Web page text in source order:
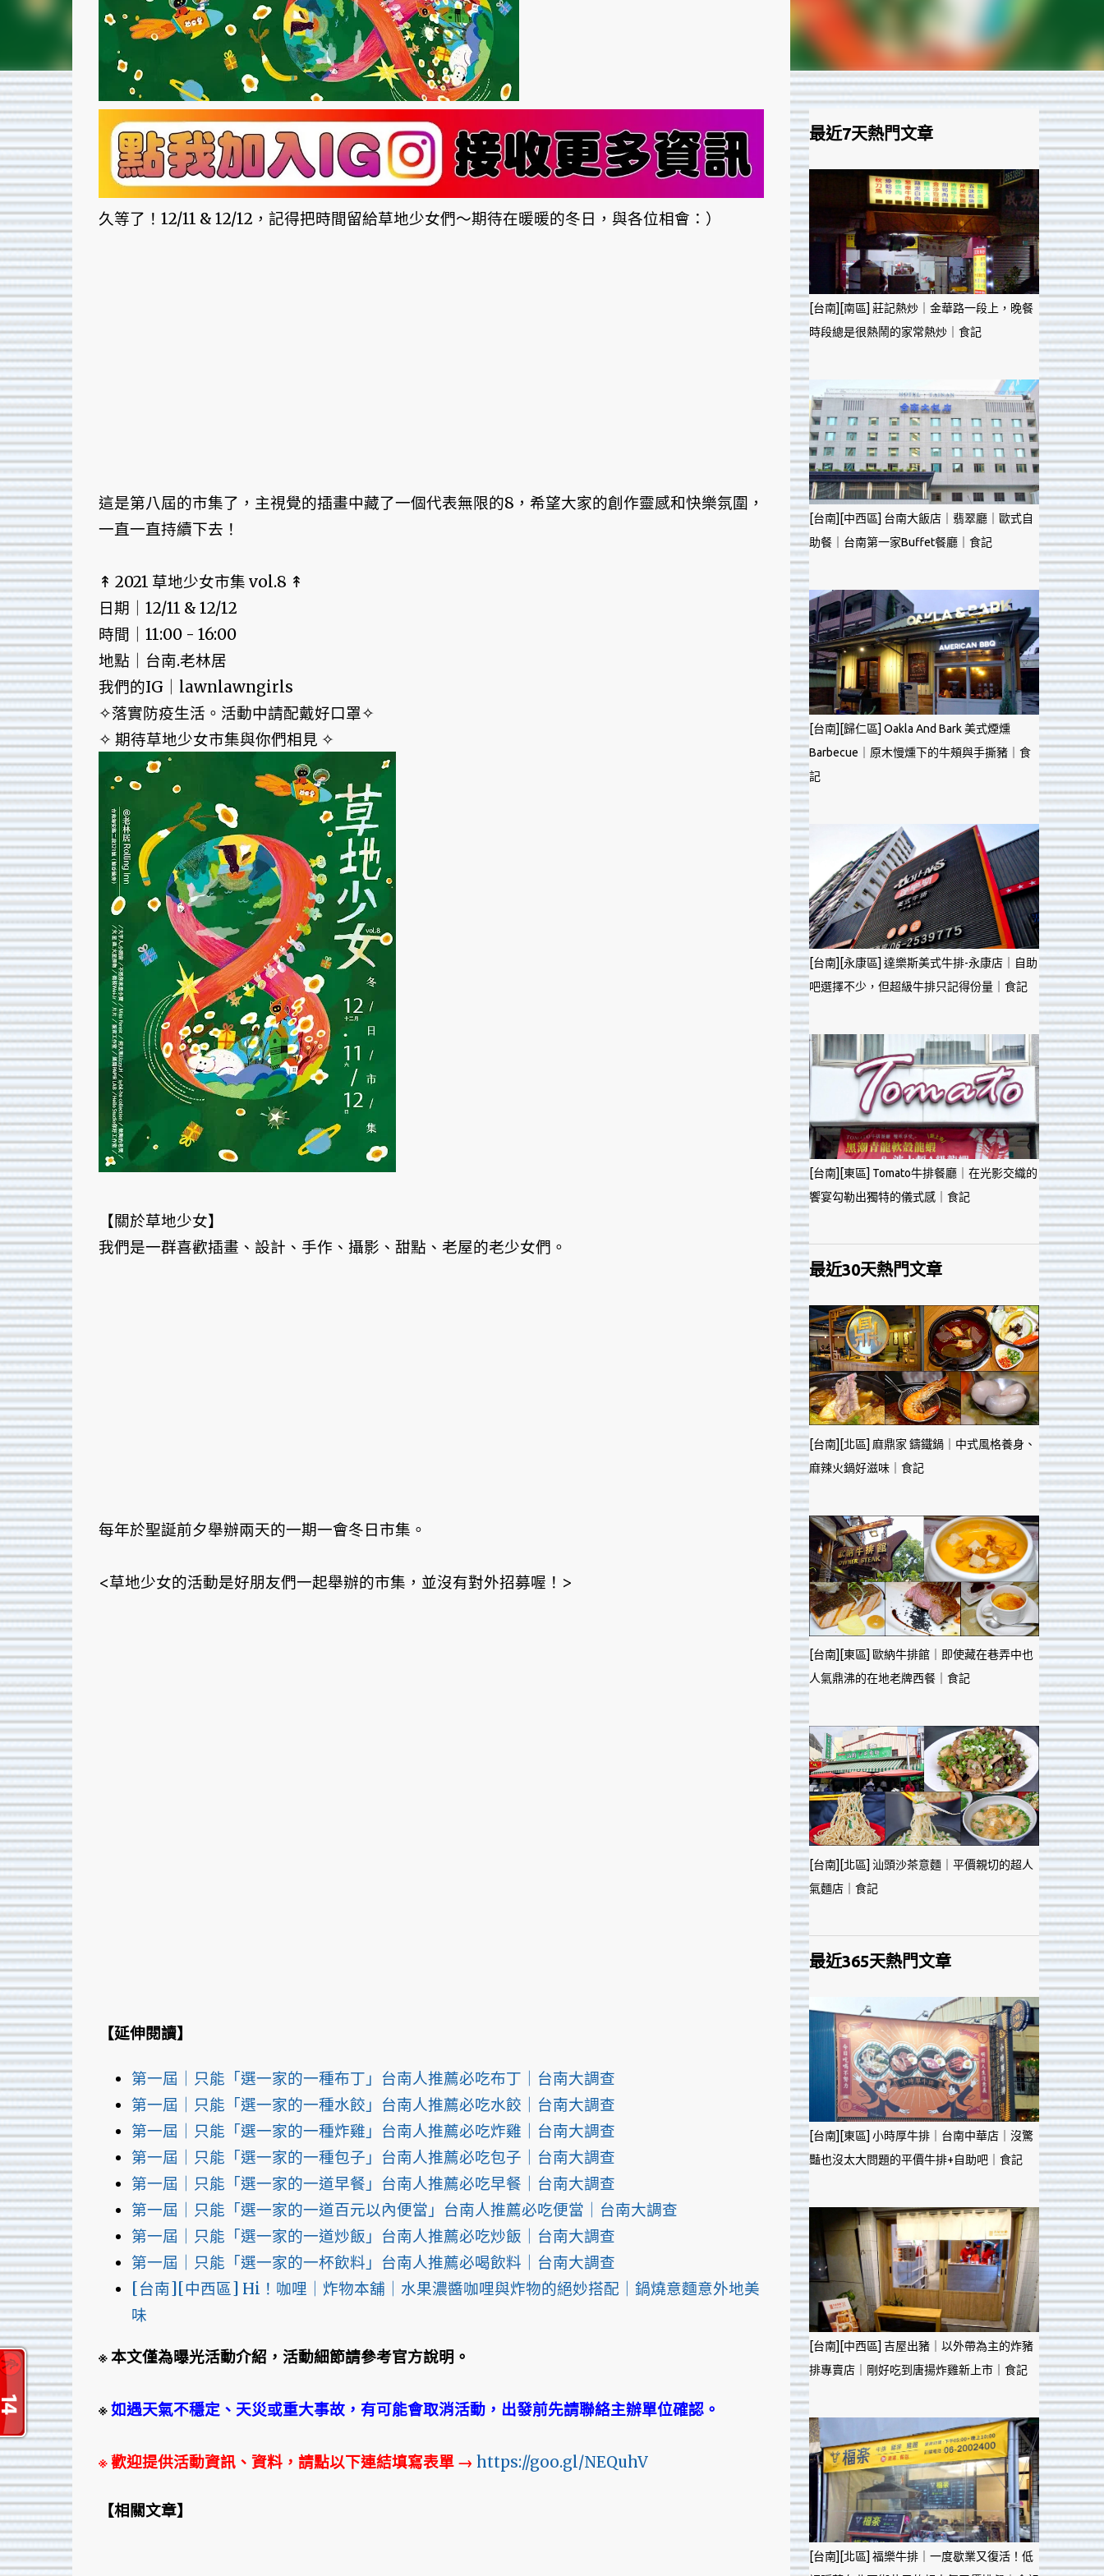
久等了！12/11 & 12/12，記得把時間留給草地少女們～期待在暖暖的冬日，與各位相會：）
這是第八屆的市集了，主視覺的插畫中藏了一個代表無限的8，希望大家的創作靈感和快樂氛圍，
一直一直持續下去！
↟ 2021 草地少女市集 vol.8 ↟
日期｜12/11 & 12/12
時間｜11:00 - 16:00
地點｜台南.老林居
我們的IG｜lawnlawngirls
✧落實防疫生活。活動中請配戴好口罩✧
✧ 期待草地少女市集與你們相見 ✧
【關於草地少女】
我們是一群喜歡插畫、設計、手作、攝影、甜點、老屋的老少女們。
每年於聖誕前夕舉辦兩天的一期一會冬日市集。
<草地少女的活動是好朋友們一起舉辦的市集，並沒有對外招募喔！>
【延伸閱讀】
第一屆｜只能「選一家的一種布丁」台南人推薦必吃布丁｜台南大調查
第一屆｜只能「選一家的一種水餃」台南人推薦必吃水餃｜台南大調查
第一屆｜只能「選一家的一種炸雞」台南人推薦必吃炸雞｜台南大調查
第一屆｜只能「選一家的一種包子」台南人推薦必吃包子｜台南大調查
第一屆｜只能「選一家的一道早餐」台南人推薦必吃早餐｜台南大調查
第一屆｜只能「選一家的一道百元以內便當」台南人推薦必吃便當｜台南大調查
第一屆｜只能「選一家的一道炒飯」台南人推薦必吃炒飯｜台南大調查
第一屆｜只能「選一家的一杯飲料」台南人推薦必喝飲料｜台南大調查
[台南][中西區] Hi！咖哩｜炸物本舖｜水果濃醬咖哩與炸物的絕妙搭配｜鍋燒意麵意外地美
味
※ 本文僅為曝光活動介紹，活動細節請參考官方說明。
※如遇天氣不穩定、天災或重大事故，有可能會取消活動，出發前先請聯絡主辦單位確認。
※ 歡迎提供活動資訊、資料，請點以下連結填寫表單 → https://goo.gl/NEQuhV
【相關文章】
最近7天熱門文章
[台南][南區] 莊記熱炒｜金華路一段上，晚餐
時段總是很熱鬧的家常熱炒｜食記
[台南][中西區] 台南大飯店｜翡翠廳｜歐式自
助餐｜台南第一家Buffet餐廳｜食記
[台南][歸仁區] Oakla And Bark 美式煙燻
Barbecue｜原木慢燻下的牛頰與手撕豬｜食
記
[台南][永康區] 達樂斯美式牛排-永康店｜自助
吧選擇不少，但超級牛排只記得份量｜食記
[台南][東區] Tomato牛排餐廳｜在光影交織的
饗宴勾勒出獨特的儀式感｜食記
最近30天熱門文章
[台南][北區] 麻鼎家 鑄鐵鍋｜中式風格養身、
麻辣火鍋好滋味｜食記
[台南][東區] 歐納牛排館｜即使藏在巷弄中也
人氣鼎沸的在地老牌西餐｜食記
[台南][北區] 汕頭沙茶意麵｜平價親切的超人
氣麵店｜食記
最近365天熱門文章
[台南][東區] 小時厚牛排｜台南中華店｜沒驚
豔也沒太大問題的平價牛排+自助吧｜食記
[台南][中西區] 吉屋出豬｜以外帶為主的炸豬
排專賣店｜剛好吃到唐揚炸雞新上市｜食記
[台南][北區] 福樂牛排｜一度歇業又復活！低